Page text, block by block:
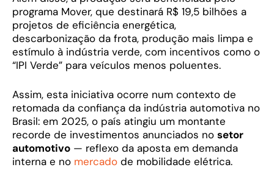
programa Mover, que destinará R$ 19,5 bilhões a
projetos de eficiência energética,
descarbonização da frota, produção mais limpa e
estímulo à indústria verde, com incentivos como o
“IPI Verde” para veículos menos poluentes.
Assim, esta iniciativa ocorre num contexto de
retomada da confiança da indústria automotiva no
Brasil: em 2025, o país atingiu um montante
recorde de investimentos anunciados no setor
automotivo — reflexo da aposta em demanda
interna e no mercado de mobilidade elétrica.